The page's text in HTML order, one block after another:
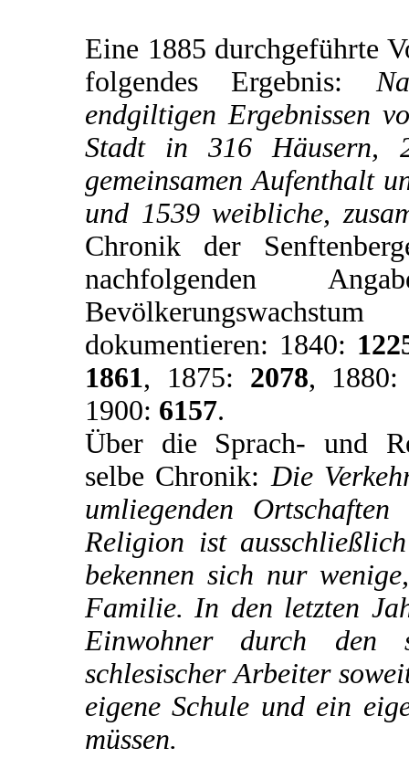
Eine 1885 durchgeführte
folgendes Ergebnis:
endgiltigen Ergebnissen
Stadt in 316 Häusern,
gemeinsamen Aufenthalt
und 1539 weibliche,
Chronik der
nachfolgenden
dokumentieren: 1840:
1861, 1875: 2078,
1900: 6157.
Über die Sprach- und
selbe Chronik: Die
umliegenden
Religion ist
bekennen sich nur
Familie. In den letzten
Einwohner durch den
schlesischer Arbeiter
eigene Schule und ein
müssen.